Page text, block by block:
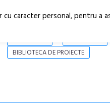
BIBLIOTECA DE PROIECTE
caracter personal, pentru